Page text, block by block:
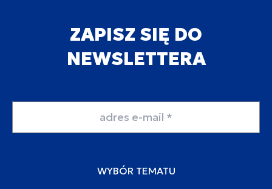
ZAPISZ SIĘ DO
NEWSLETTERA
WYBÓR TEMATU